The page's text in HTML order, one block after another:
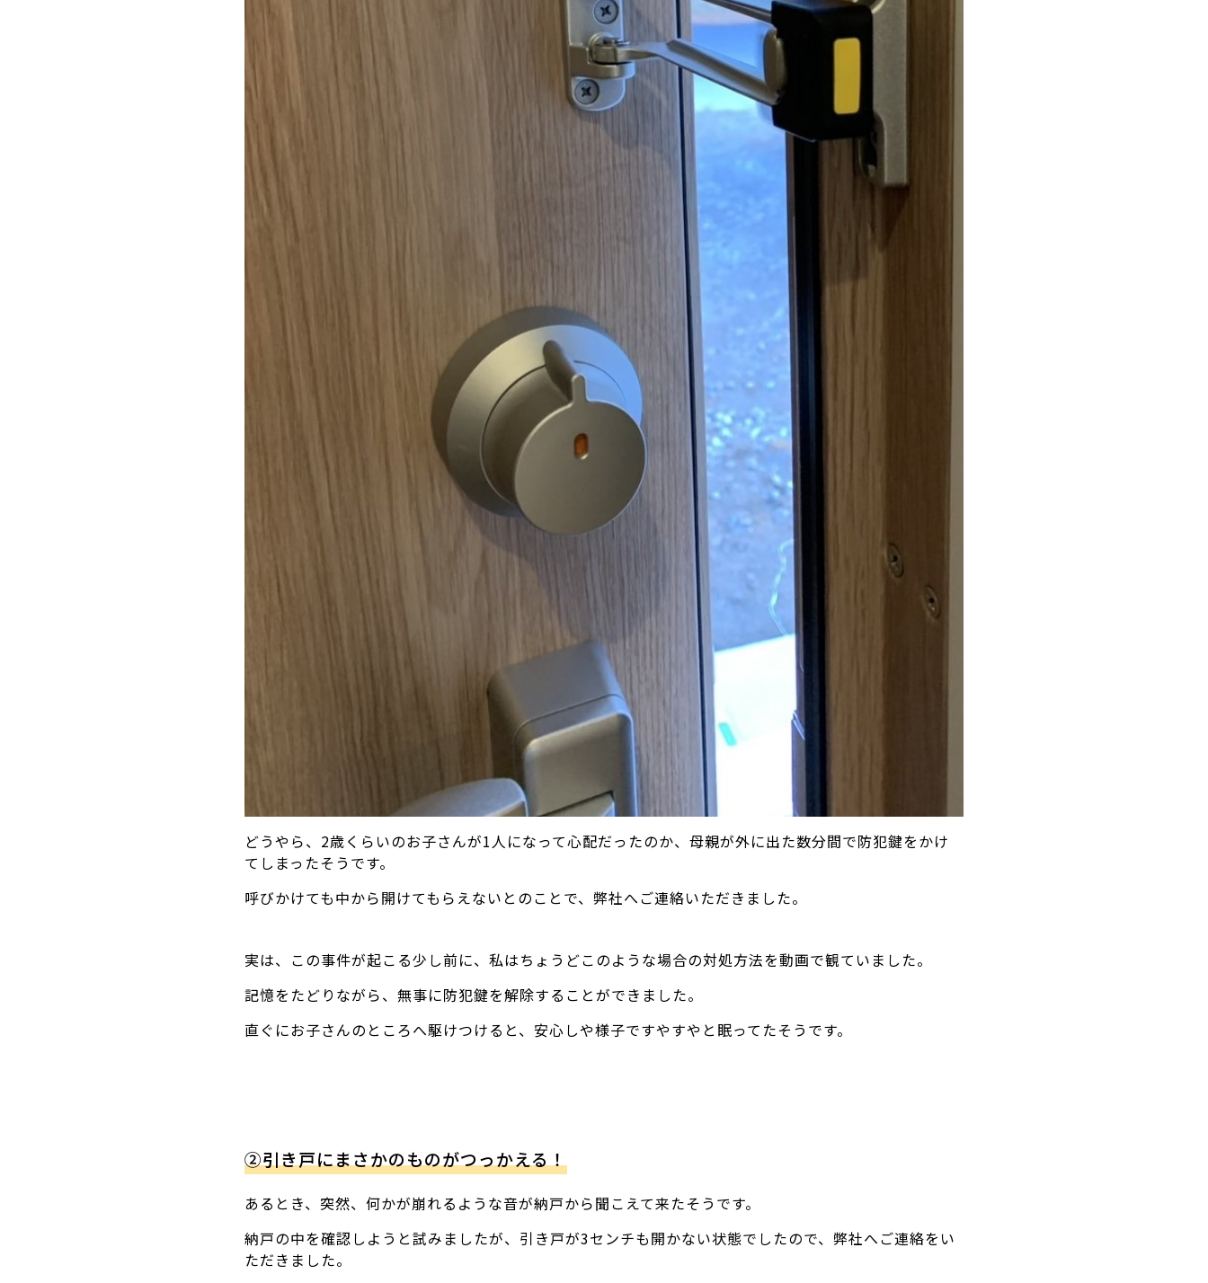
どうやら、2歳くらいのお子さんが1人になって心配だったのか、母親が外に出た数分間で防犯鍵をかけ
てしまったそうです。
呼びかけても中から開けてもらえないとのことで、弊社へご連絡いただきました。
実は、この事件が起こる少し前に、私はちょうどこのような場合の対処方法を動画で観ていました。
記憶をたどりながら、無事に防犯鍵を解除することができました。
直ぐにお子さんのところへ駆けつけると、安心しや様子ですやすやと眠ってたそうです。
②引き戸にまさかのものがつっかえる！
あるとき、突然、何かが崩れるような音が納戸から聞こえて来たそうです。
納戸の中を確認しようと試みましたが、引き戸が3センチも開かない状態でしたので、弊社へご連絡をい
ただきました。